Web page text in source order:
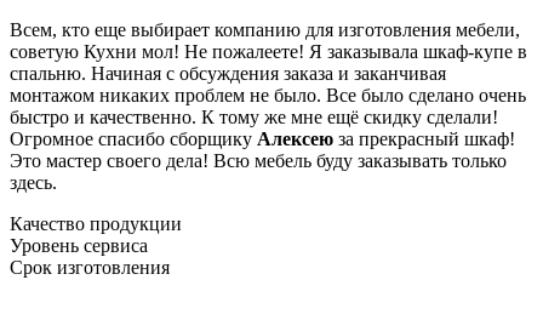
Всем, кто еще выбирает компанию для изготовления мебели,
советую Кухни мол! Не пожалеете! Я заказывала шкаф-купе в
спальню. Начиная с обсуждения заказа и заканчивая
монтажом никаких проблем не было. Все было сделано очень
быстро и качественно. К тому же мне ещё скидку сделали!
Огромное спасибо сборщику Алексею за прекрасный шкаф!
Это мастер своего дела! Всю мебель буду заказывать только
здесь.
Качество продукции
Уровень сервиса
Срок изготовления